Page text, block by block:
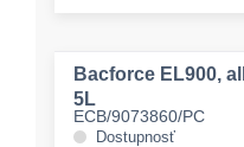
Bacforce EL900,
5L
ECB/9073860/PC
Dostupnosť